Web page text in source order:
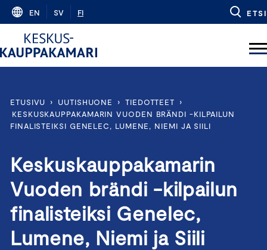
Skip
content
EN SV FI ETSI
ETUSIVU › UUTISHUONE › TIEDOTTEET
›
KESKUSKAUPPAKAMARIN VUODEN BRÄNDI -KILPAILUN
FINALISTEIKSI GENELEC, LUMENE, NIEMI JA SIILI
Keskuskauppakamarin
Vuoden brändi -kilpailun
finalisteiksi Genelec,
Lumene, Niemi ja Siili